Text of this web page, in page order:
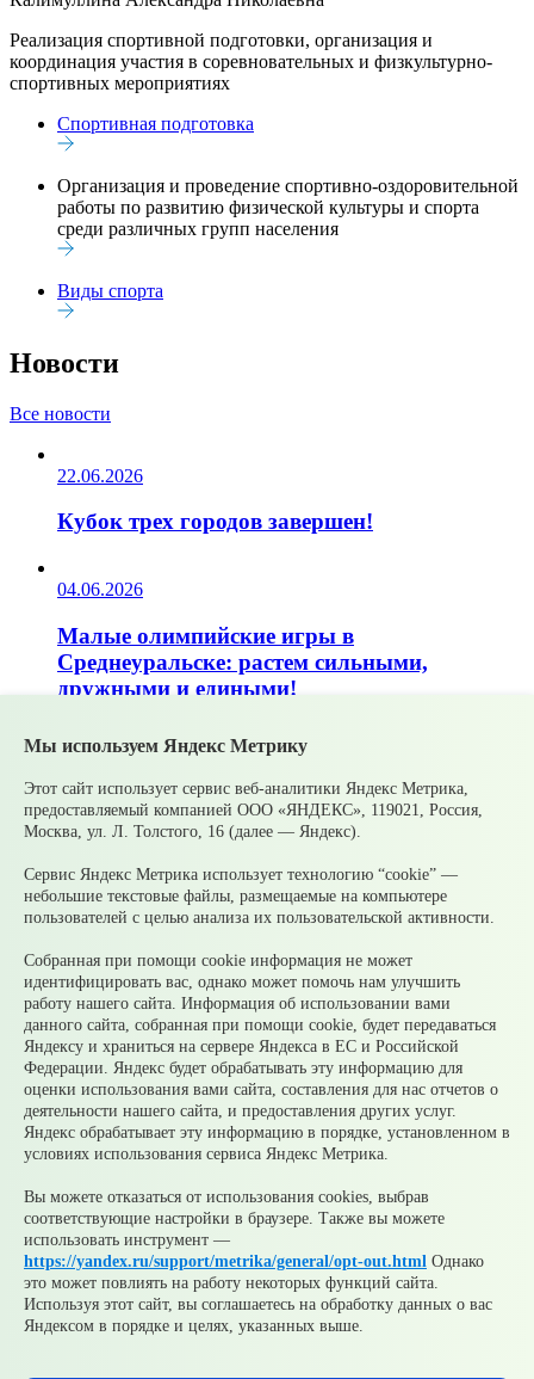
Реализация спортивной подготовки, организация и
координация участия в соревновательных и физкультурно-
спортивных мероприятиях
Спортивная подготовка
Организация и проведение спортивно-оздоровительной
работы по развитию физической культуры и спорта
среди различных групп населения
Виды спорта
Новости
Все новости
22.06.2026
Кубок трех городов завершен!
04.06.2026
Малые олимпийские игры в
Среднеуральске: растем сильными,
дружными и едиными!
02.06.2026
Золото на международной Олимпиаде у
юной спортсменки из Среднеуральска
13.02.2026
Среднеуральске прошла малая «Лыжня
России»!
Мы используем Яндекс Метрику
Этот сайт использует сервис веб-аналитики Яндекс Метрика,
предоставляемый компанией ООО «ЯНДЕКС», 119021, Россия,
Москва, ул. Л. Толстого, 16 (далее — Яндекс).
Сервис Яндекс Метрика использует технологию “cookie” —
небольшие текстовые файлы, размещаемые на компьютере
пользователей с целью анализа их пользовательской активности.
Собранная при помощи cookie информация не может
идентифицировать вас, однако может помочь нам улучшить
работу нашего сайта. Информация об использовании вами
данного сайта, собранная при помощи cookie, будет передаваться
Яндексу и храниться на сервере Яндекса в ЕС и Российской
Федерации. Яндекс будет обрабатывать эту информацию для
оценки использования вами сайта, составления для нас отчетов о
деятельности нашего сайта, и предоставления других услуг.
Яндекс обрабатывает эту информацию в порядке, установленном в
условиях использования сервиса Яндекс Метрика.
Вы можете отказаться от использования cookies, выбрав
соответствующие настройки в браузере. Также вы можете
использовать инструмент —
https://yandex.ru/support/metrika/general/opt-out.html Однако
это может повлиять на работу некоторых функций сайта.
Используя этот сайт, вы соглашаетесь на обработку данных о вас
Яндексом в порядке и целях, указанных выше.
© 2026 Официальный сайт Муниципального округа
Среднеуральск Свердловской области
Карта сайта Архив
Ваше сообщение отправлено
Приемная главы